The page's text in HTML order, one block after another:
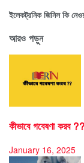
ইলেকট্রনিক জিনিস কি
আরও পড়ুন
কীভাবে গবেষণা করব ??
January 16, 2025